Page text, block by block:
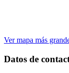
Ver mapa más
Datos de